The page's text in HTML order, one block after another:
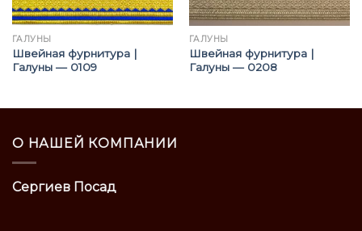
ГАЛУНЫ
Швейная фурнитура |
Галуны — 0109
ГАЛУНЫ
Швейная фурнитура |
Галуны — 0208
О НАШЕЙ КОМПАНИИ
Сергиев Посад